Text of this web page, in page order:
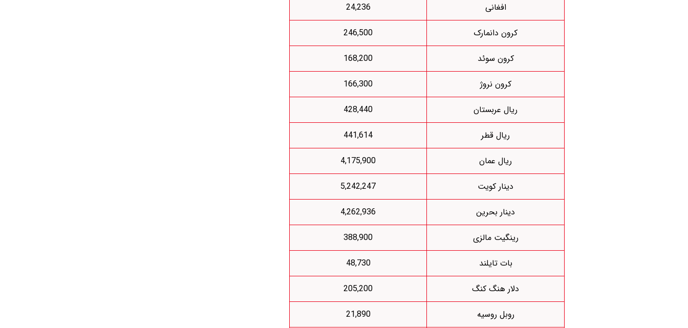
افغانی
24,236
کرون دانمارک
246,500
کرون سوئد
168,200
کرون نروژ
166,300
ریال عربستان
428,440
ریال قطر
441,614
ریال عمان
4,175,900
دینار کویت
5,242,247
دینار بحرین
4,262,936
رینگیت مالزی
388,900
بات تایلند
48,730
دلار هنگ کنگ
205,200
روبل روسیه
21,890